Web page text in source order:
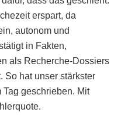
erspart, da
autonom und
in Fakten,
als Recherche-Dossiers
So hat unser stärkster
Tag geschrieben. Mit